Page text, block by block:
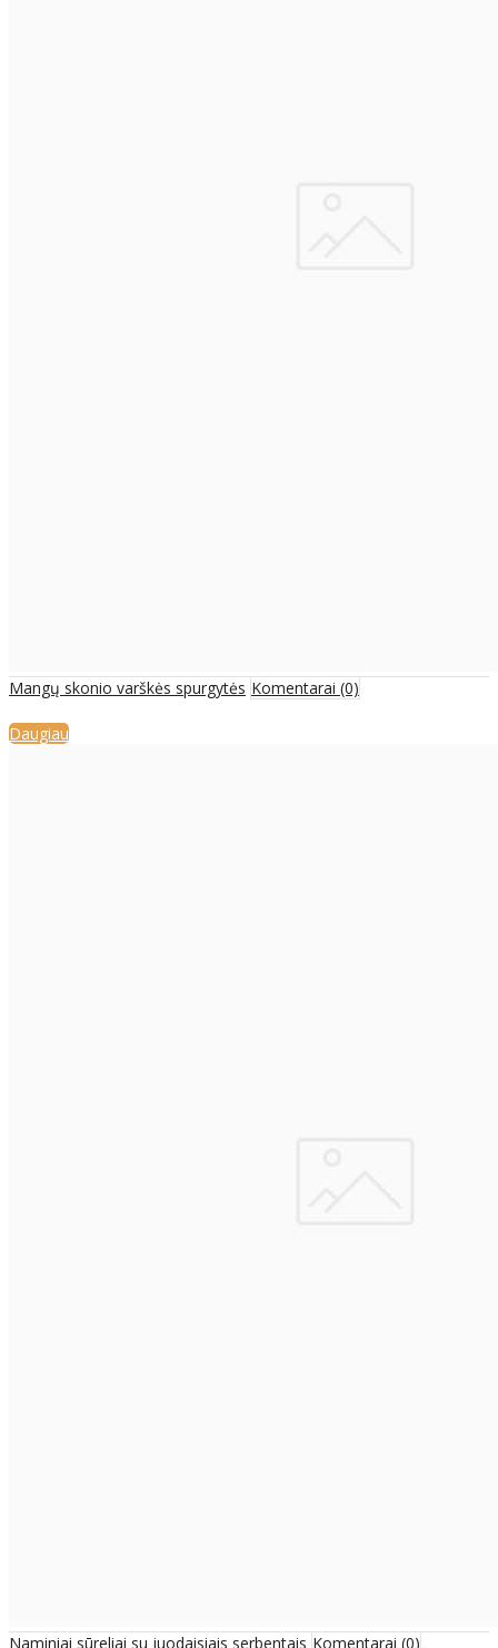
Mangų skonio varškės spurgytės Komentarai (0)
Daugiau
Naminiai sūreliai su juodaisiais serbentais Komentarai (0)